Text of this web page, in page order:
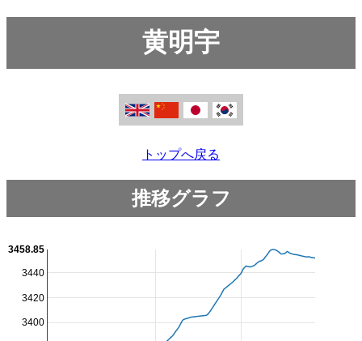
黄明宇
トップへ戻る
推移グラフ
3400
3420
3440
3458.85